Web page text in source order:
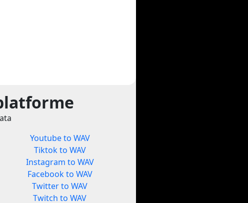
Youtube to WAV
Tiktok to WAV
Instagram to WAV
Facebook to WAV
Twitter to WAV
Twitch to WAV